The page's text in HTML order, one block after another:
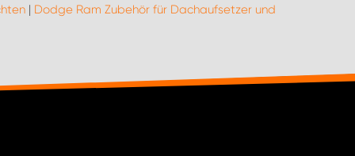
| Dodge Ram Zubehör für Dachaufsetzer und